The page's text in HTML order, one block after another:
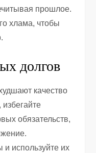
прошлое.
хлама, чтобы
долгов
качество
обязательств,
используйте их